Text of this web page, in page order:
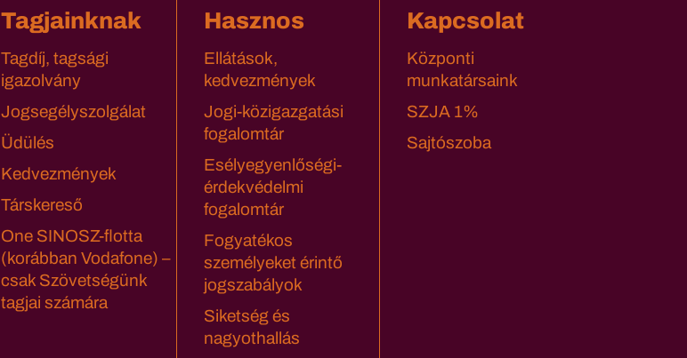
Tagjainknak
Tagdíj, tagsági
igazolvány
Jogsegélyszolgálat
Üdülés
Kedvezmények
Társkereső
One SINOSZ-flotta
(korábban Vodafone) –
csak Szövetségünk
tagjai számára
Hasznos
Ellátások,
kedvezmények
Jogi-közigazgatási
fogalomtár
Esélyegyenlőségi-
érdekvédelmi
fogalomtár
Fogyatékos
személyeket érintő
jogszabályok
Siketség és
nagyothallás
Kapcsolat
Központi
munkatársaink
SZJA 1%
Sajtószoba